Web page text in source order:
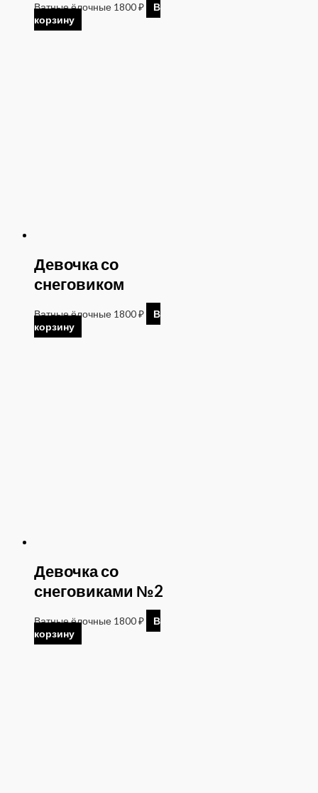
Ватные ёлочные 1800₽
В
корзину
Девочка со
снеговиком
Ватные ёлочные 1800₽
В
корзину
Девочка со
снеговиками №2
Ватные ёлочные 1800₽
В
корзину